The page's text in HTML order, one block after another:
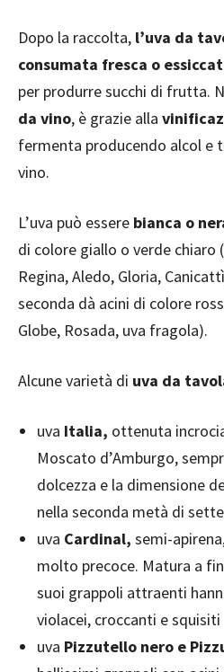
Dopo la raccolta, l’uva da
consumata fresca o
per produrre succhi di frutta.
da vino, è grazie alla
fermenta producendo alcol e
vino.
L’uva può essere bianca o
di colore giallo o verde chiaro
Regina, Aledo, Gloria,
seconda dà acini di colore
Globe, Rosada, uva fragola).
Alcune varietà di uva da
uva Italia, ottenuta
Moscato d’Amburgo,
dolcezza e la dimensione
nella seconda metà di
uva Cardinal, semi-
molto precoce. Matura a
suoi grappoli attraenti
violacei, croccanti e squisiti
uva Pizzutello nero e